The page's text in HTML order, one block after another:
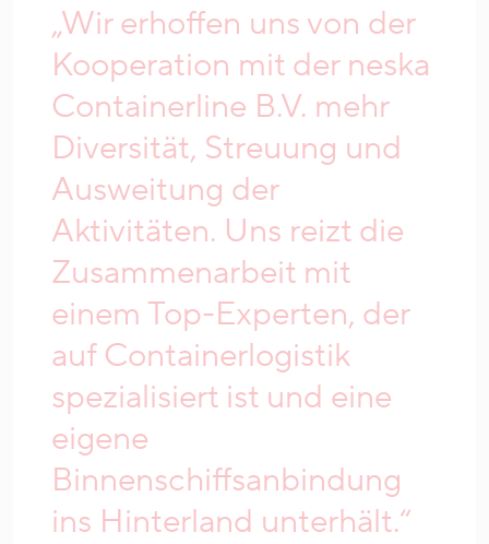
„Wir erhoffen uns von der
Kooperation mit der neska
Containerline B.V. mehr
Diversität, Streuung und
Ausweitung der
Aktivitäten. Uns reizt die
Zusammenarbeit mit
einem Top-Experten, der
auf Containerlogistik
spezialisiert ist und eine
eigene
Binnenschiffsanbindung
ins Hinterland unterhält.“